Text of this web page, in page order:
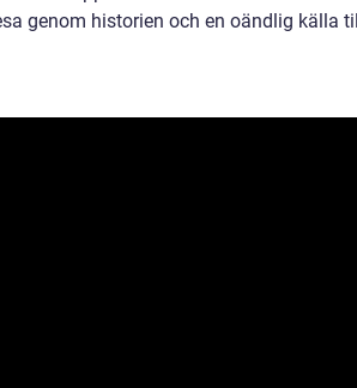
genom historien och en oändlig källa